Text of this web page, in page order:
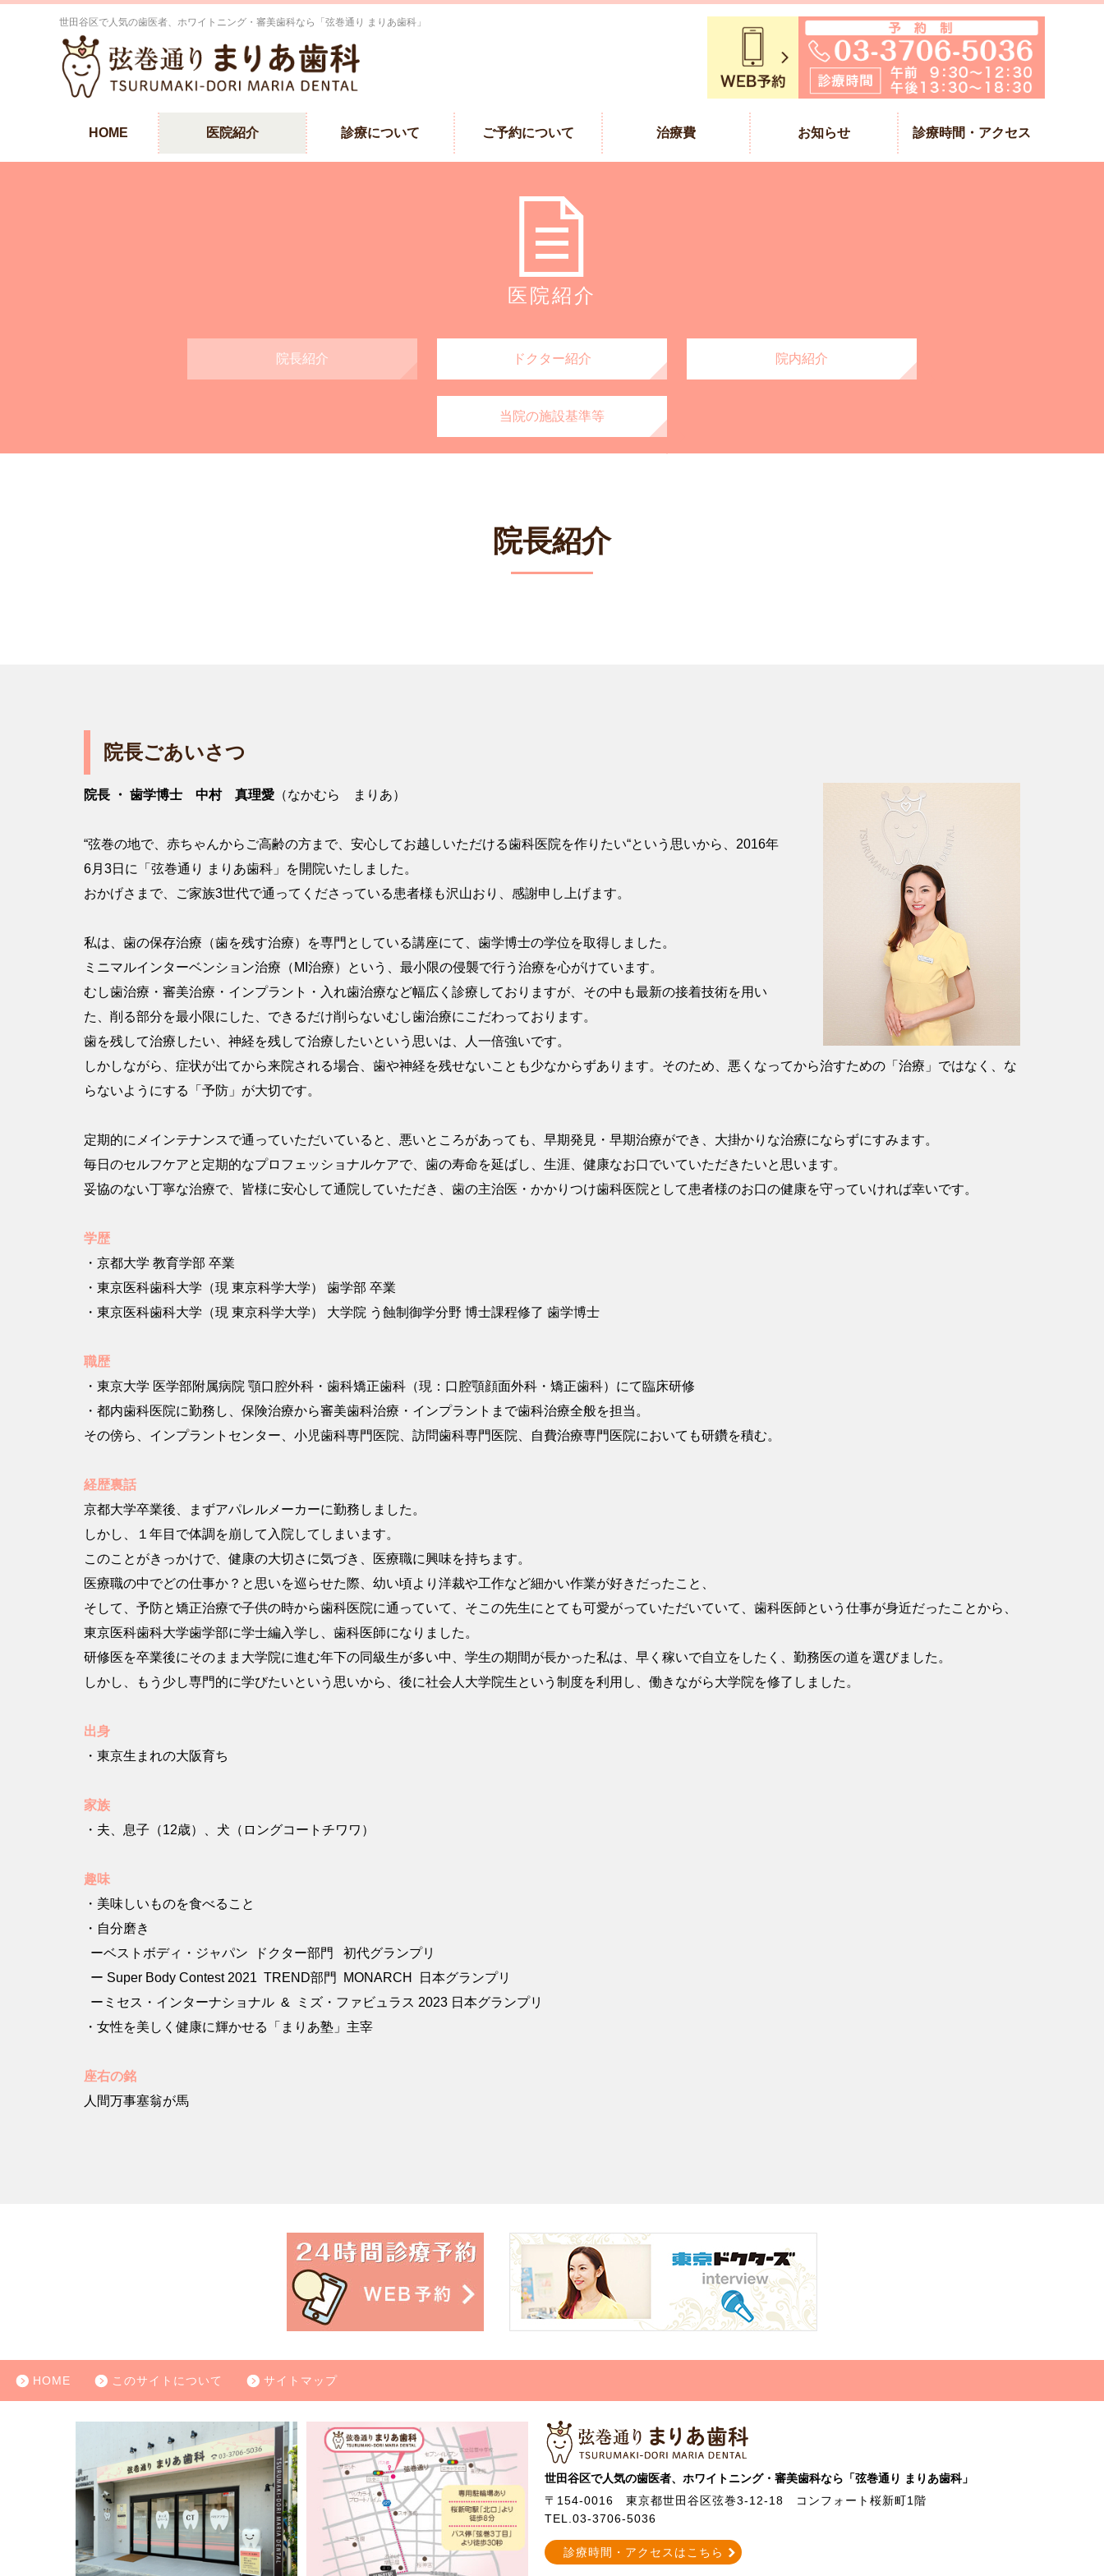
世田谷区で人気の歯医者、ホワイトニング・審美歯科なら「弦巻通り まりあ歯科」
HOME 医院紹介 診療について ご予約について 治療費 お知らせ 診療時間・アクセス
医院紹介
院長紹介 ドクター紹介 院内紹介
当院の施設基準等
院長紹介
院長ごあいさつ
院長 ・ 歯学博士 中村 真理愛 （なかむら まりあ）
“弦巻の地で、赤ちゃんからご高齢の方まで、安心してお越しいただける歯科医院を作りたい“という思いから、2016年
6月3日に「弦巻通り まりあ歯科」を開院いたしました。
おかげさまで、ご家族3世代で通ってくださっている患者様も沢山おり、感謝申し上げます。
私は、歯の保存治療（歯を残す治療）を専門としている講座にて、歯学博士の学位を取得しました。
ミニマルインターベンション治療（MI治療）という、最小限の侵襲で行う治療を心がけています。
むし歯治療・審美治療・インプラント・入れ歯治療など幅広く診療しておりますが、その中も最新の接着技術を用い
た、削る部分を最小限にした、できるだけ削らないむし歯治療にこだわっております。
歯を残して治療したい、神経を残して治療したいという思いは、人一倍強いです。
しかしながら、症状が出てから来院される場合、歯や神経を残せないことも少なからずあります。そのため、悪くなってから治すための「治療」ではなく、な
らないようにする「予防」が大切です。
定期的にメインテナンスで通っていただいていると、悪いところがあっても、早期発見・早期治療ができ、大掛かりな治療にならずにすみます。
毎日のセルフケアと定期的なプロフェッショナルケアで、歯の寿命を延ばし、生涯、健康なお口でいていただきたいと思います。
妥協のない丁寧な治療で、皆様に安心して通院していただき、歯の主治医・かかりつけ歯科医院として患者様のお口の健康を守っていければ幸いです。
学歴
・京都大学 教育学部 卒業
・東京医科歯科大学（現 東京科学大学） 歯学部 卒業
・東京医科歯科大学（現 東京科学大学） 大学院 う蝕制御学分野 博士課程修了 歯学博士
職歴
・東京大学 医学部附属病院 顎口腔外科・歯科矯正歯科（現：口腔顎顔面外科・矯正歯科）にて臨床研修
・都内歯科医院に勤務し、保険治療から審美歯科治療・インプラントまで歯科治療全般を担当。
その傍ら、インプラントセンター、小児歯科専門医院、訪問歯科専門医院、自費治療専門医院においても研鑽を積む。
経歴裏話
京都大学卒業後、まずアパレルメーカーに勤務しました。
しかし、１年目で体調を崩して入院してしまいます。
このことがきっかけで、健康の大切さに気づき、医療職に興味を持ちます。
医療職の中でどの仕事か？と思いを巡らせた際、幼い頃より洋裁や工作など細かい作業が好きだったこと、
そして、予防と矯正治療で子供の時から歯科医院に通っていて、そこの先生にとても可愛がっていただいていて、歯科医師という仕事が身近だったことから、
東京医科歯科大学歯学部に学士編入学し、歯科医師になりました。
研修医を卒業後にそのまま大学院に進む年下の同級生が多い中、学生の期間が長かった私は、早く稼いで自立をしたく、勤務医の道を選びました。
しかし、もう少し専門的に学びたいという思いから、後に社会人大学院生という制度を利用し、働きながら大学院を修了しました。
出身
・東京生まれの大阪育ち
家族
・夫、息子（12歳）、犬（ロングコートチワワ）
趣味
・美味しいものを食べること
・自分磨き
ーベストボディ・ジャパン ドクター部門 初代グランプリ
ー Super Body Contest 2021 TREND部門 MONARCH 日本グランプリ
ーミセス・インターナショナル & ミズ・ファビュラス 2023 日本グランプリ
・女性を美しく健康に輝かせる「まりあ塾」主宰
座右の銘
人間万事塞翁が馬
HOME このサイトについて サイトマップ
世田谷区で人気の歯医者、ホワイトニング・審美歯科なら「弦巻通り まりあ歯科」
〒154-0016
東京都世田谷区弦巻3-12-18
コンフォート桜新町1階
TEL.03-3706-5036
診療時間・アクセスはこちら